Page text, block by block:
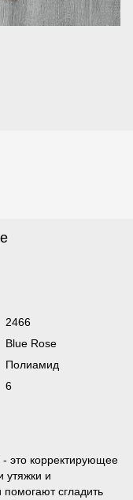
2466
Blue Rose
Полиамид
6
это корректирующее
утяжки и
сгладить